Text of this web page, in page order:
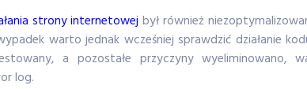
strony internetowej był również
warto jednak wcześniej sprawdzić działanie
a pozostałe przyczyny wyeliminowano,
log.